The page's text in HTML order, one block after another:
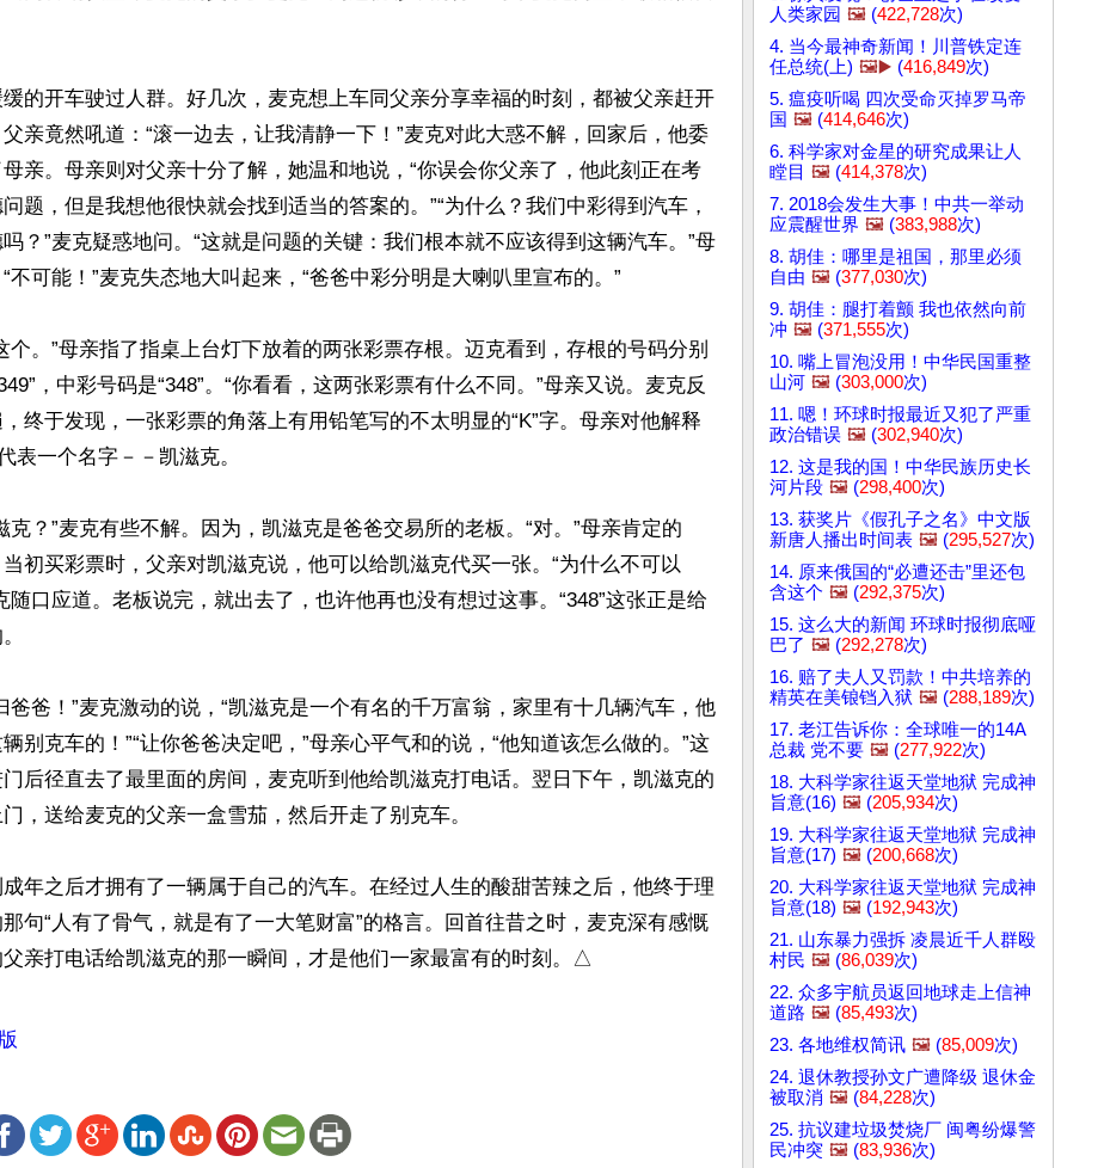
的开车驶过人群。好几次，麦克想上车同父亲分享幸福的时刻，都被父亲赶开
亲竟然吼道：“滚一边去，让我清静一下！”麦克对此大惑不解，回家后，他委
亲。母亲则对父亲十分了解，她温和地说，“你误会你父亲了，他此刻正在考
题，但是我想他很快就会找到适当的答案的。”“为什么？我们中彩得到汽车，
？”麦克疑惑地问。“这就是问题的关键：我们根本就不应该得到这辆汽车。”母
不可能！”麦克失态地大叫起来，“爸爸中彩分明是大喇叭里宣布的。”
个。”母亲指了指桌上台灯下放着的两张彩票存根。迈克看到，存根的号码分别
，中彩号码是“348”。“你看看，这两张彩票有什么不同。”母亲又说。麦克反
终于发现，一张彩票的角落上有用铅笔写的不太明显的“K”字。母亲对他解释
表一个名字－－凯滋克。
克？”麦克有些不解。因为，凯滋克是爸爸交易所的老板。“对。”母亲肯定的
初买彩票时，父亲对凯滋克说，他可以给凯滋克代买一张。“为什么不可以
随口应道。老板说完，就出去了，也许他再也没有想过这事。“348”这张正是给
爸爸！”麦克激动的说，“凯滋克是一个有名的千万富翁，家里有十几辆汽车，他
别克车的！”“让你爸爸决定吧，”母亲心平气和的说，“他知道该怎么做的。”这
后径直去了最里面的房间，麦克听到他给凯滋克打电话。翌日下午，凯滋克的
，送给麦克的父亲一盒雪茄，然后开走了别克车。
年之后才拥有了一辆属于自己的汽车。在经过人生的酸甜苦辣之后，他终于理
句“人有了骨气，就是有了一大笔财富”的格言。回首往昔之时，麦克深有感慨
亲打电话给凯滋克的那一瞬间，才是他们一家最富有的时刻。△
人类家园 🖼️ (422,728次)
4. 当今最神奇新闻！川普铁定连
任总统(上) 🖼️▶️ (416,849次)
5. 瘟疫听喝 四次受命灭掉罗马帝
国 🖼️ (414,646次)
6. 科学家对金星的研究成果让人
瞠目 🖼️ (414,378次)
7. 2018会发生大事！中共一举动
应震醒世界 🖼️ (383,988次)
8. 胡佳：哪里是祖国，那里必须
自由 🖼️ (377,030次)
9. 胡佳：腿打着颤 我也依然向前
冲 🖼️ (371,555次)
10. 嘴上冒泡没用！中华民国重整
山河 🖼️ (303,000次)
11. 嗯！环球时报最近又犯了严重
政治错误 🖼️ (302,940次)
12. 这是我的国！中华民族历史长
河片段 🖼️ (298,400次)
13. 获奖片《假孔子之名》中文版
新唐人播出时间表 🖼️ (295,527次)
14. 原来俄国的“必遭还击”里还包
含这个 🖼️ (292,375次)
15. 这么大的新闻 环球时报彻底哑
巴了 🖼️ (292,278次)
16. 赔了夫人又罚款！中共培养的
精英在美锒铛入狱 🖼️ (288,189次)
17. 老江告诉你：全球唯一的14A
总裁 党不要 🖼️ (277,922次)
18. 大科学家往返天堂地狱 完成神
旨意(16) 🖼️ (205,934次)
19. 大科学家往返天堂地狱 完成神
旨意(17) 🖼️ (200,668次)
20. 大科学家往返天堂地狱 完成神
旨意(18) 🖼️ (192,943次)
21. 山东暴力强拆 凌晨近千人群殴
村民 🖼️ (86,039次)
22. 众多宇航员返回地球走上信神
道路 🖼️ (85,493次)
23. 各地维权简讯 🖼️ (85,009次)
24. 退休教授孙文广遭降级 退休金
被取消 🖼️ (84,228次)
25. 抗议建垃圾焚烧厂 闽粤纷爆警
民冲突 🖼️ (83,936次)